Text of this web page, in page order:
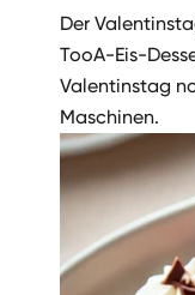
Der
TooA-Eis-
Valentinstag
Maschinen.